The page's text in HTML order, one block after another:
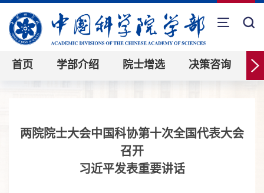
首页 学部介绍 院士增选 决策咨询
两院院士大会中国科协第十次全国代表大会
召开
习近平发表重要讲话